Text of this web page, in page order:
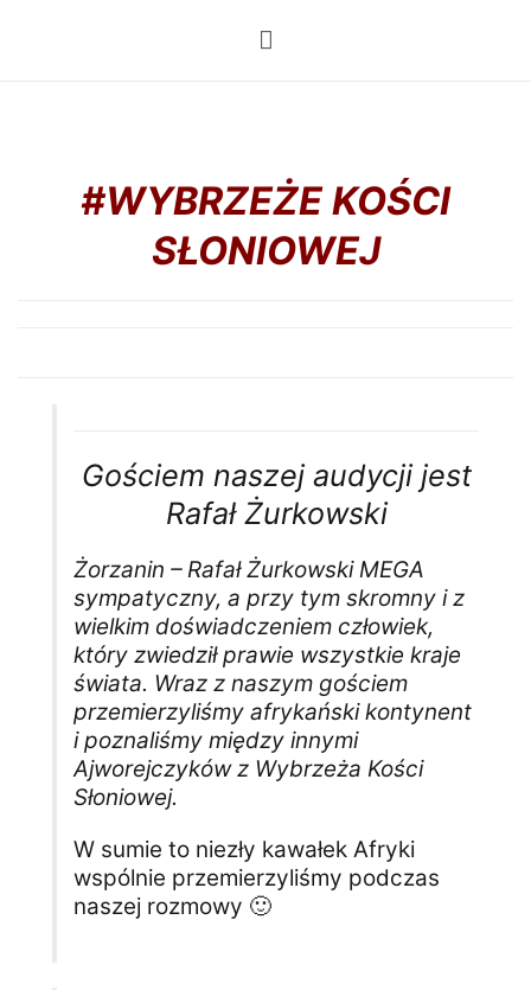
#WYBRZEŻE KOŚCI
SŁONIOWEJ
Gościem naszej audycji jest
Rafał Żurkowski
Żorzanin – Rafał Żurkowski MEGA
sympatyczny, a przy tym skromny i z
wielkim doświadczeniem człowiek,
który zwiedził prawie wszystkie kraje
świata. Wraz z naszym gościem
przemierzyliśmy afrykański kontynent
i poznaliśmy między innymi
Ajworejczyków z Wybrzeża Kości
Słoniowej.
W sumie to niezły kawałek Afryki
wspólnie przemierzyliśmy podczas
naszej rozmowy 🙂